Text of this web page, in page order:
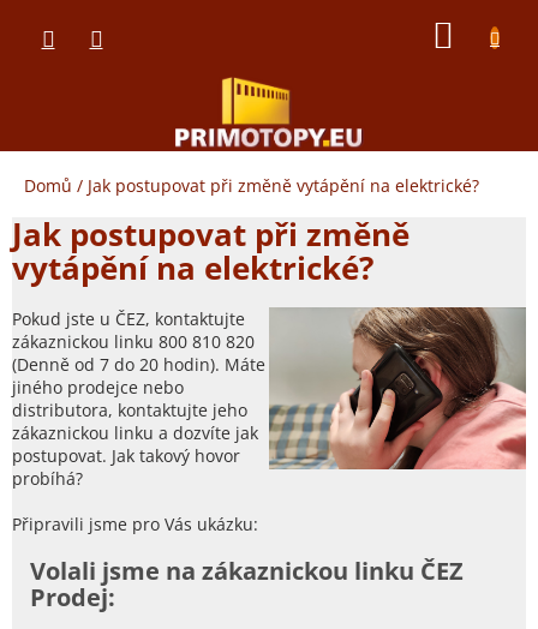
obsah
Domů / Jak postupovat při změně vytápění na elektrické?
Jak postupovat při změně
vytápění na elektrické?
Pokud jste u ČEZ, kontaktujte
zákaznickou linku 800 810 820
(Denně od 7 do 20 hodin). Máte
jiného prodejce nebo
distributora, kontaktujte jeho
zákaznickou linku a dozvíte jak
postupovat. Jak takový hovor
probíhá?
Připravili jsme pro Vás ukázku:
Volali jsme na zákaznickou linku ČEZ
Prodej: